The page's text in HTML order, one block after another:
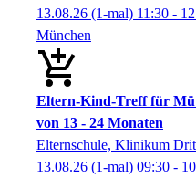
13.08.26 (1-mal) 11:30 -
München
Eltern-Kind-Treff für
von 13 - 24 Monaten
Elternschule, Klinikum
13.08.26 (1-mal) 09:30 -